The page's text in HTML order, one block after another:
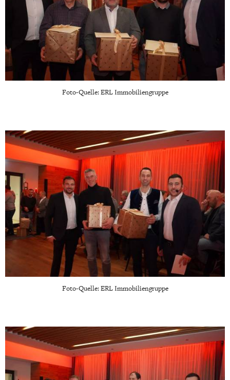
Foto-Quelle: ERL Immobiliengruppe
Foto-Quelle: ERL Immobiliengruppe